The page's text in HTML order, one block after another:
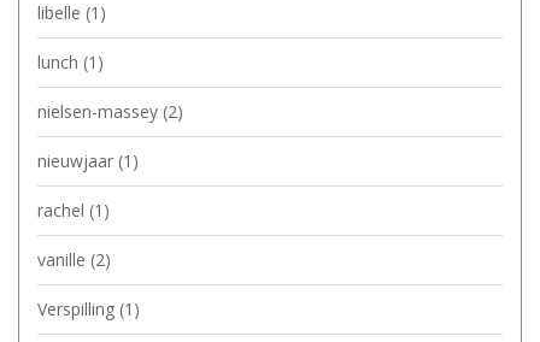
libelle (1)
lunch (1)
nielsen-massey (2)
nieuwjaar (1)
rachel (1)
vanille (2)
Verspilling (1)